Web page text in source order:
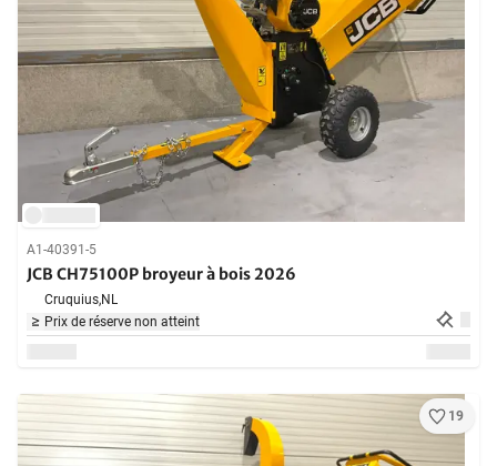
A1-40391-5
JCB CH75100P broyeur à bois 2026
Cruquius,NL
Prix de réserve non atteint
19